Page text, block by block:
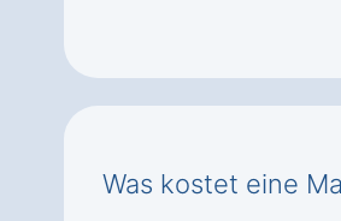
Was kostet eine